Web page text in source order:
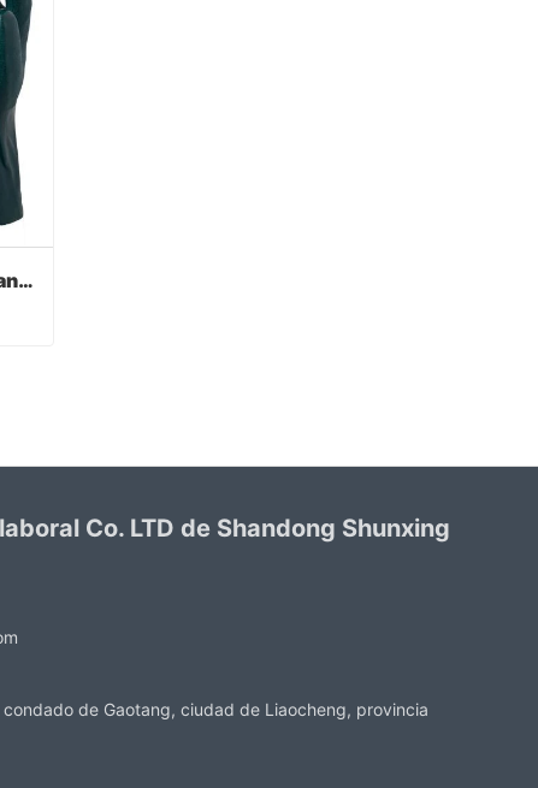
Verde PVC recubierto guantes acabado sandy
Co. LTD de Shandong Shunxing
de Gaotang, ciudad de Liaocheng, provincia